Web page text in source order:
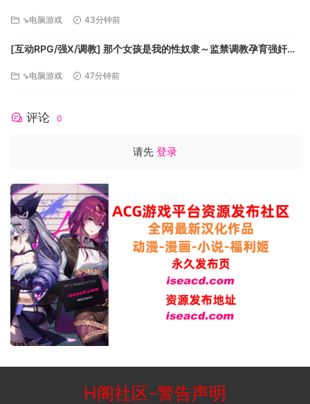
⇘电脑游戏 43分钟前
[互动RPG/强X/调教] 那个女孩是我的性奴隶～监禁调教孕育强奸～
+礼包码 [双端1.8g][百度]
⇘电脑游戏 47分钟前
评论 0
请先 登录
H阁社区-警告声明